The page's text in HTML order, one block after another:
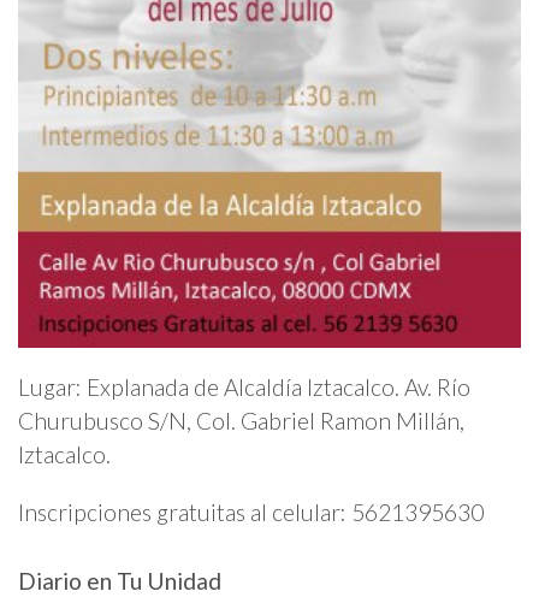
Lugar: Explanada de Alcaldía Iztacalco. Av. Río
Churubusco S/N, Col. Gabriel Ramon Millán,
Iztacalco.
Inscripciones gratuitas al celular: 5621395630
Diario en Tu Unidad